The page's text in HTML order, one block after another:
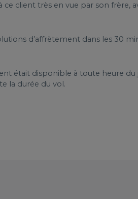
client très en vue par son frère,
d’affrètement dans les 30
était disponible à toute heure
la durée du vol.